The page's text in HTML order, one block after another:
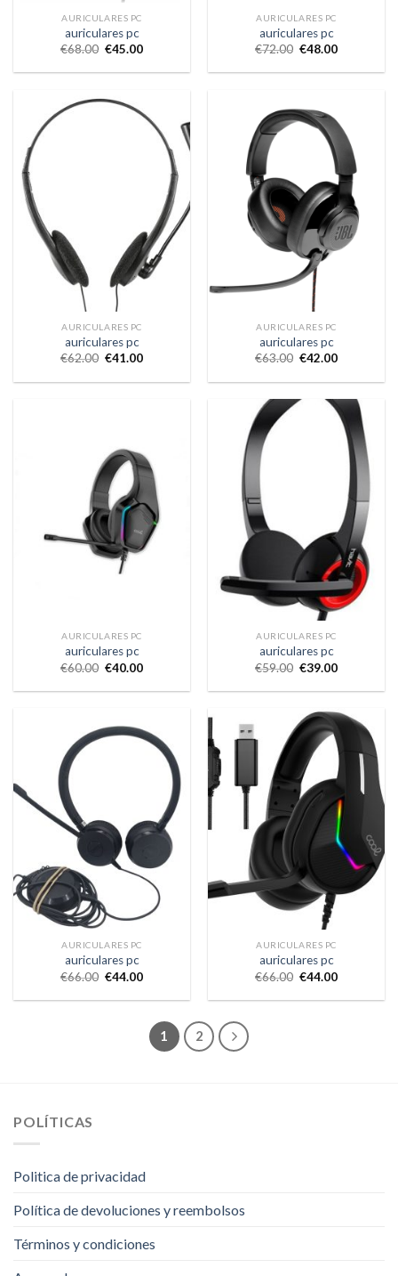
AURICULARES PC
auriculares pc
€68.00 €45.00
AURICULARES PC
auriculares pc
€72.00 €48.00
AURICULARES PC
auriculares pc
€62.00 €41.00
AURICULARES PC
auriculares pc
€63.00 €42.00
AURICULARES PC
auriculares pc
€60.00 €40.00
AURICULARES PC
auriculares pc
€59.00 €39.00
AURICULARES PC
auriculares pc
€66.00 €44.00
AURICULARES PC
auriculares pc
€66.00 €44.00
1 2
POLÍTICAS
Politica de privacidad
Política de devoluciones y reembolsos
Términos y condiciones